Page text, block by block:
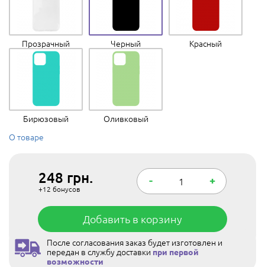
Прозрачный Черный Красный
Бирюзовый
Оливковый
О товаре
248 грн.
+12 бонусов
- +
Добавить в корзину
После согласования заказ будет изготовлен и
передан в службу доставки при первой
возможности